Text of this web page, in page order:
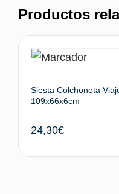
Productos
Siesta Colchoneta
109x66x6cm
24,30€